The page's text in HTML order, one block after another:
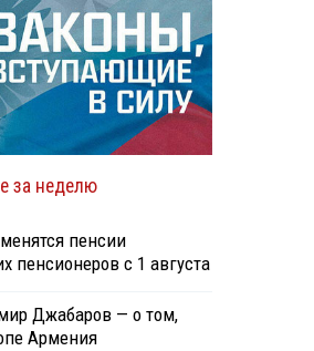
за неделю
пенсии
пенсионеров с 1 августа
Джабаров — о том,
Армения